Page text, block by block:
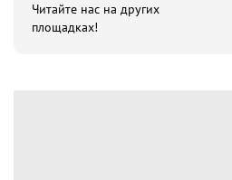
Читайте нас на других
площадках!